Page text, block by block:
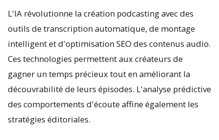
L'IA révolutionne la création podcasting avec des
outils de transcription automatique, de montage
intelligent et d'optimisation SEO des contenus audio.
Ces technologies permettent aux créateurs de
gagner un temps précieux tout en améliorant la
découvrabilité de leurs épisodes. L'analyse prédictive
des comportements d'écoute affine également les
stratégies éditoriales.